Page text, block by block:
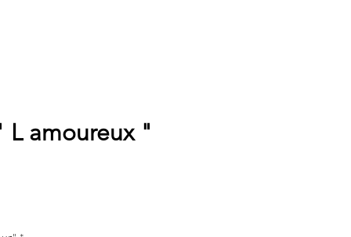
L amoureux "